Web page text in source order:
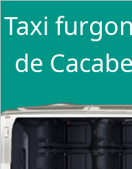
Taxi
de